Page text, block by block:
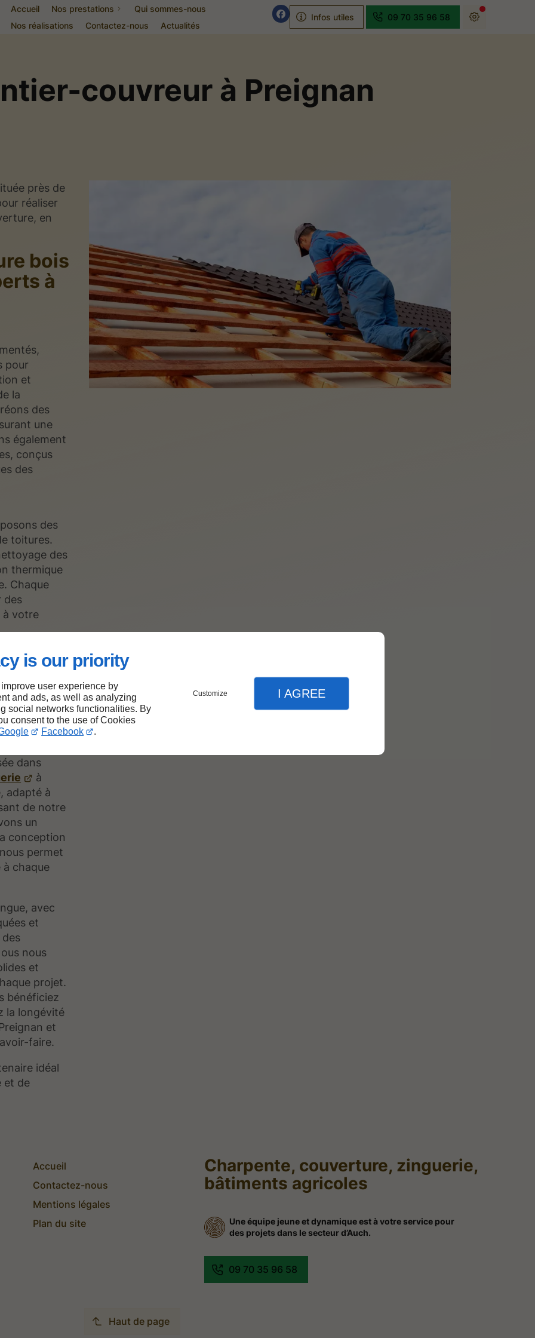
is our priority
user experience by
and ads, as well as analyzing
social networks functionalities. By
consent to the use of Cookies
Facebook .
Customize I AGREE
Accueil Nos prestations
Qui sommes-nous
Nos réalisations
Contactez-nous Actualités
Infos utiles 09 70 35 96 58
couvreur à Preignan
près de
réaliser
en
bois
à
pour
et
la
des
une
également
conçus
des
des
toitures.
des
thermique
Chaque
des
à votre
dans
à
adapté à
de notre
un
conception
permet
chaque
avec
et
nous
et
projet.
bénéficiez
la longévité
et
faire.
idéal
et de
Accueil
Contactez-nous
Mentions légales
Plan du site
Charpente, couverture, zinguerie,
bâtiments agricoles
Une équipe jeune et dynamique est à votre service pour
des projets dans le secteur d’Auch.
09 70 35 96 58
Haut de page